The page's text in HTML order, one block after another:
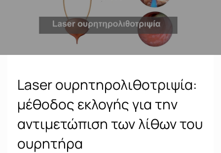
Laser ουρητηρολιθοτριψία:
μέθοδος εκλογής για την
αντιμετώπιση των λίθων του
ουρητήρα